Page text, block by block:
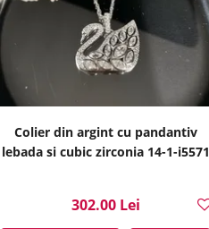
Colier din argint cu pandantiv
lebada si cubic zirconia 14-1-i5571
302.00 Lei